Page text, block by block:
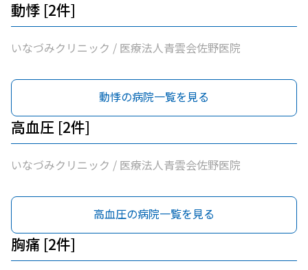
動悸 [2件]
いなづみクリニック / 医療法人青雲会佐野医院
動悸の病院一覧を見る
高血圧 [2件]
いなづみクリニック / 医療法人青雲会佐野医院
高血圧の病院一覧を見る
胸痛 [2件]